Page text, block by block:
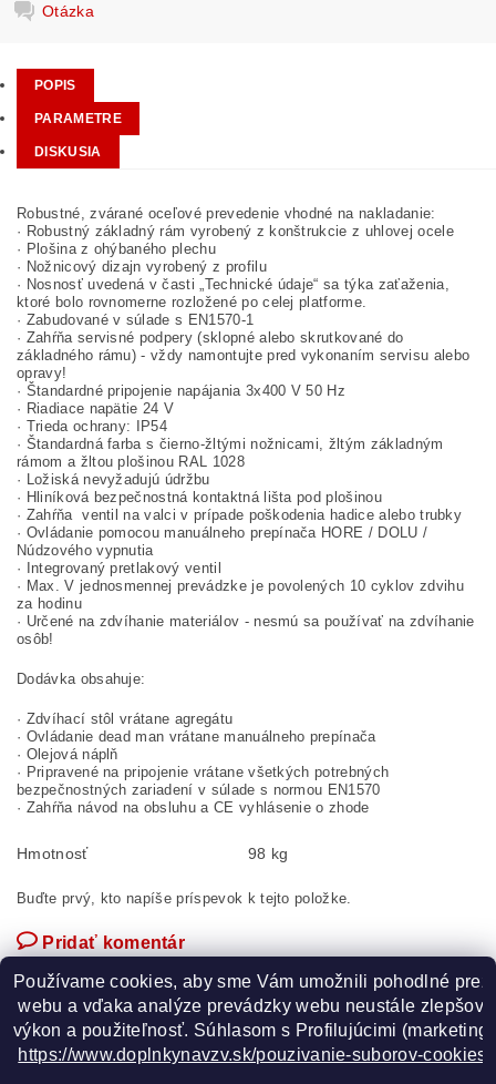
Otázka
POPIS
PARAMETRE
DISKUSIA
Robustné, zvárané oceľové prevedenie vhodné na nakladanie:
· Robustný základný rám vyrobený z konštrukcie z uhlovej ocele
· Plošina z ohýbaného plechu
· Nožnicový dizajn vyrobený z profilu
· Nosnosť uvedená v časti „Technické údaje“ sa týka zaťaženia,
ktoré bolo rovnomerne rozložené po celej platforme.
· Zabudované v súlade s EN1570-1
· Zahŕňa servisné podpery (sklopné alebo skrutkované do
základného rámu) - vždy namontujte pred vykonaním servisu alebo
opravy!
· Štandardné pripojenie napájania 3x400 V 50 Hz
· Riadiace napätie 24 V
· Trieda ochrany: IP54
· Štandardná farba s čierno-žltými nožnicami, žltým základným
rámom a žltou plošinou RAL 1028
· Ložiská nevyžadujú údržbu
· Hliníková bezpečnostná kontaktná lišta pod plošinou
· Zahŕňa ventil na valci v prípade poškodenia hadice alebo trubky
· Ovládanie pomocou manuálneho prepínača HORE / DOLU /
Núdzového vypnutia
· Integrovaný pretlakový ventil
· Max. V jednosmennej prevádzke je povolených 10 cyklov zdvihu
za hodinu
· Určené na zdvíhanie materiálov - nesmú sa používať na zdvíhanie
osôb!
Dodávka obsahuje:
· Zdvíhací stôl vrátane agregátu
· Ovládanie dead man vrátane manuálneho prepínača
· Olejová náplň
· Pripravené na pripojenie vrátane všetkých potrebných
bezpečnostných zariadení v súlade s normou EN1570
· Zahŕňa návod na obsluhu a CE vyhlásenie o zhode
Hmotnosť 98 kg
Buďte prvý, kto napíše príspevok k tejto položke.
Pridať komentár
GOOGLE
Používame cookies, aby sme Vám umožnili pohodlné
webu a vďaka analýze prevádzky webu neustále
výkon a použiteľnosť. Súhlasom s Profilujúcimi
https://www.doplnkynavzv.sk/pouzivanie-suborov-cookies/